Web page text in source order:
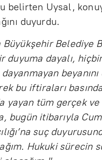
belirten Uysal,
duyurdu.
Belediye
duyuma dayalı,
bu iftiraları
yayan tüm gerçek
bugün itibarıyla
suç
Hukuki sürecin